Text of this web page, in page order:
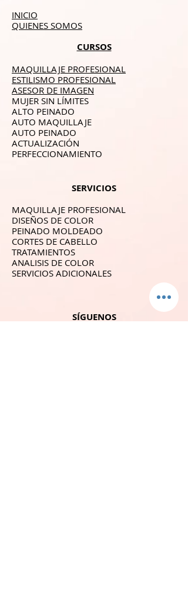
INICIO
QUIENES SOMOS
CURSOS
MAQUILLAJE PROFESIONAL
ESTILISMO PROFESIONAL
ASESOR DE IMAGEN
MUJER SIN LÍMITES
ALTO PEINADO
AUTO MAQUILLAJE
AUTO PEINADO
ACTUALIZACIÓN
PERFECCIONAMIENTO
SERVICIOS
MAQUILLAJE PROFESIONAL
DISEÑOS DE COLOR
PEINADO MOLDEADO
CORTES DE CABELLO
TRATAMIENTOS
ANALISIS DE COLOR
SERVICIOS ADICIONALES
SÍGUENOS